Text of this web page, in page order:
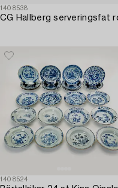
1408538
1408524